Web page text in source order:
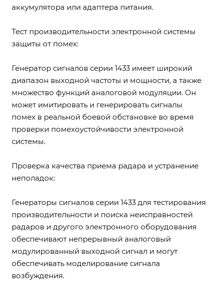
аккумулятора или адаптера питания.
Тест производительности электронной системы
защиты от помех:
Генератор сигналов серии 1433 имеет широкий
диапазон выходной частоты и мощности, а также
множество функций аналоговой модуляции. Он
может имитировать и генерировать сигналы
помех в реальной боевой обстановке во время
проверки помехоустойчивости электронной
системы.
Проверка качества приема радара и устранение
неполадок:
Генераторы сигналов серии 1433 для тестирования
производительности и поиска неисправностей
радаров и другого электронного оборудования
обеспечивают непрерывный аналоговый
модулированный выходной сигнал и могут
обеспечивать моделирование сигнала
возбуждения.